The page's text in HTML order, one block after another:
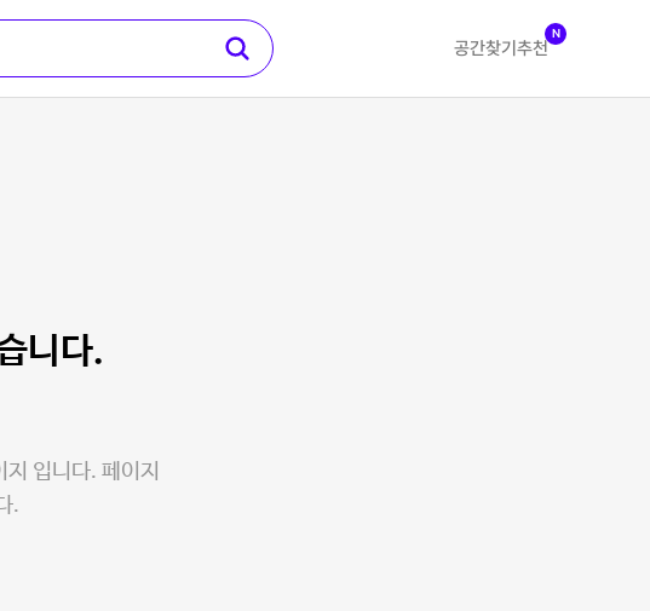
공간찾기 추천
N
니다.
입니다. 페이지
.